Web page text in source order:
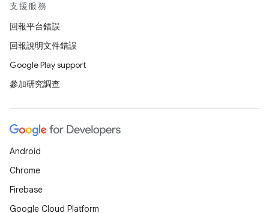
支援服務
回報平台錯誤
回報說明文件錯誤
Google Play support
參加研究調查
Android
Chrome
Firebase
Google Cloud Platform